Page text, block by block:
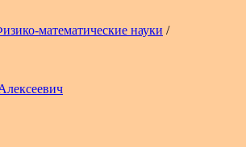
математические науки /